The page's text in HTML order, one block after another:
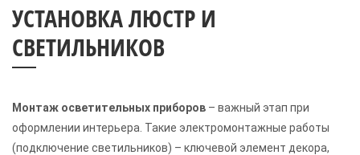
УСТАНОВКА ЛЮСТР И
СВЕТИЛЬНИКОВ
Монтаж осветительных приборов – важный этап при
оформлении интерьера. Такие электромонтажные работы
(подключение светильников) – ключевой элемент декора,